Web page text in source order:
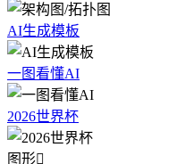
AI生成模板
一图看懂AI
2026世界杯
图形